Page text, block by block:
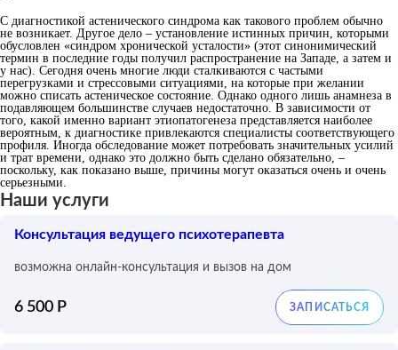
С диагностикой астенического синдрома как такового проблем обычно
не возникает. Другое дело – установление истинных причин, которыми
обусловлен «синдром хронической усталости» (этот синонимический
термин в последние годы получил распространение на Западе, а затем и
у нас). Сегодня очень многие люди сталкиваются с частыми
перегрузками и стрессовыми ситуациями, на которые при желании
можно списать астеническое состояние. Однако одного лишь анамнеза в
подавляющем большинстве случаев недостаточно. В зависимости от
того, какой именно вариант этиопатогенеза представляется наиболее
вероятным, к диагностике привлекаются специалисты соответствующего
профиля. Иногда обследование может потребовать значительных усилий
и трат времени, однако это должно быть сделано обязательно, –
поскольку, как показано выше, причины могут оказаться очень и очень
серьезными.
Наши услуги
Консультация ведущего психотерапевта
возможна онлайн-консультация и вызов на дом
6 500 Р